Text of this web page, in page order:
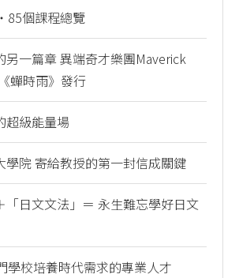
85個課程總覽
另一篇章 異端奇才樂團Maverick
蟬時雨》發行
超級能量場
學院 寄給教授的第一封信成關鍵
「日文文法」＝ 永生難忘學好日文
學校培養時代需求的專業人才